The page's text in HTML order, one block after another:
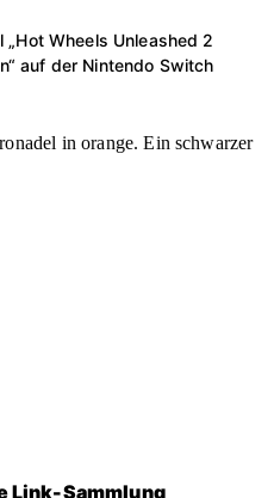
Wheels Unleashed 2
auf der Nintendo Switch
Link-Sammlung